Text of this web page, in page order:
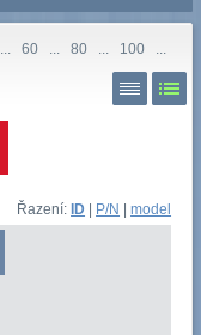
... 60 ... 80 ... 100 ...
Řazení: ID P/N |model